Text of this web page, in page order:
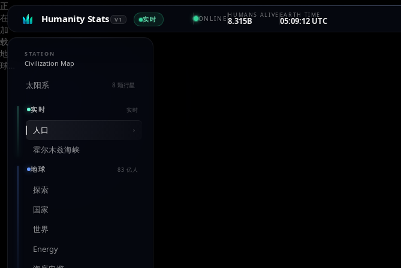
Humanity Stats V1 实时 ONLINE HUMANS ALIVE
8.315B
EARTH TIME
05:09:12 UTC
STATION
Civilization Map
太阳系 8 颗行星
实时 实时
人口 ›
霍尔木兹海峡
地球 83 亿人
探索
国家
世界
Energy
正
在
加
载
地
球…